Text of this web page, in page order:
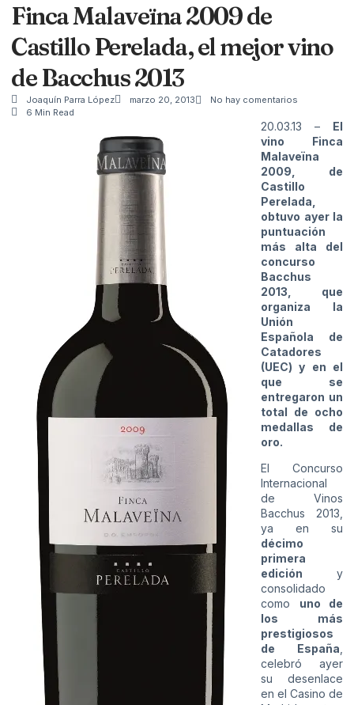
Finca Malaveïna 2009 de
Castillo Perelada, el mejor vino
de Bacchus 2013
Joaquín Parra López marzo 20, 2013
No hay comentarios
6 Min Read
20.03.13 – El
vino Finca
Malaveïna
2009, de
Castillo
Perelada,
obtuvo ayer la
puntuación
más alta del
concurso
Bacchus
2013, que
organiza la
Unión
Española de
Catadores
(UEC) y en el
que se
entregaron un
total de ocho
medallas de
oro.
El Concurso
Internacional
de Vinos
Bacchus 2013,
ya en su
décimo
primera
edición y
consolidado
como uno de
los más
prestigiosos
de España
celebró ayer
su desenlace
en el Casino de